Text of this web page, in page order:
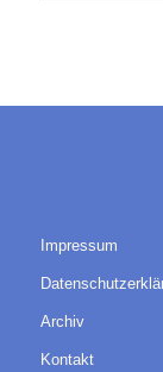
Impressum
Archiv
Kontakt